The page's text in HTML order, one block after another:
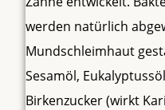
werden natürlich
Mundschleimhaut
Sesamöl,
Birkenzucker (wirkt